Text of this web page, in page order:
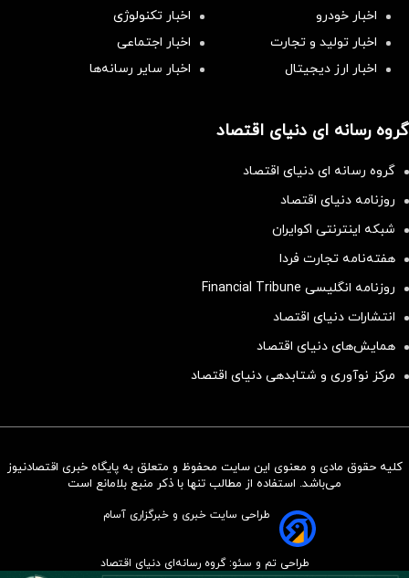
سرمایه‌گذاری همسنگ با شاخص
اخبار خودرو
اخبار تکنولوژی
اخبار تولید و تجارت
اخبار اجتماعی
اخبار ارز دیجیتال
اخبار سایر رسانه‌‌ها
گروه رسانه ای دنیای اقتصاد
گروه رسانه ای دنیای اقتصاد
روزنامه دنیای اقتصاد
شبکه اینترنتی اکوایران
هفته‌نامه تجارت فردا
روزنامه انگلیسی Financial Tribune
انتشارات دنیای اقتصاد
همایش‌های دنیای اقتصاد
مرکز نوآوری و شتابدهی دنیای اقتصاد
کلیه حقوق مادی و معنوی این سایت محفوظ و متعلق به پایگاه خبری اقتصادنیوز
می‌باشد. استفاده از مطالب تنها با ذکر منبع بلامانع است
طراحی سایت خبری و خبرگزاری آسام
طراحی تم و سئو: گروه رسانه‌ای دنیای اقتصاد